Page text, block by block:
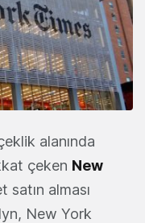
alanında
çeken New
satın alması
New York